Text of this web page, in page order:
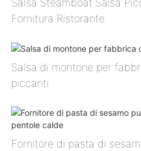
Salsa Steamboat Salsa
Fornitura Ristorante
Salsa di montone per
piccanti
Fornitore di pasta di